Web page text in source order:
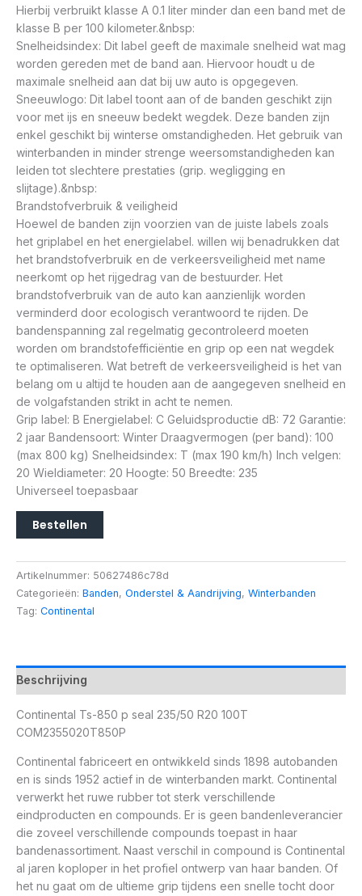
Hierbij verbruikt klasse A 0.1 liter minder dan een band met de
klasse B per 100 kilometer.&nbsp:
Snelheidsindex: Dit label geeft de maximale snelheid wat mag
worden gereden met de band aan. Hiervoor houdt u de
maximale snelheid aan dat bij uw auto is opgegeven.
Sneeuwlogo: Dit label toont aan of de banden geschikt zijn
voor met ijs en sneeuw bedekt wegdek. Deze banden zijn
enkel geschikt bij winterse omstandigheden. Het gebruik van
winterbanden in minder strenge weersomstandigheden kan
leiden tot slechtere prestaties (grip. wegligging en
slijtage).&nbsp:
Brandstofverbruik & veiligheid
Hoewel de banden zijn voorzien van de juiste labels zoals
het griplabel en het energielabel. willen wij benadrukken dat
het brandstofverbruik en de verkeersveiligheid met name
neerkomt op het rijgedrag van de bestuurder. Het
brandstofverbruik van de auto kan aanzienlijk worden
verminderd door ecologisch verantwoord te rijden. De
bandenspanning zal regelmatig gecontroleerd moeten
worden om brandstofefficiëntie en grip op een nat wegdek
te optimaliseren. Wat betreft de verkeersveiligheid is het van
belang om u altijd te houden aan de aangegeven snelheid en
de volgafstanden strikt in acht te nemen.
Grip label: B Energielabel: C Geluidsproductie dB: 72 Garantie:
2 jaar Bandensoort: Winter Draagvermogen (per band): 100
(max 800 kg) Snelheidsindex: T (max 190 km/h) Inch velgen:
20 Wieldiameter: 20 Hoogte: 50 Breedte: 235
Universeel toepasbaar
Bestellen
Artikelnummer: 50627486c78d
Categorieën: Banden, Onderstel & Aandrijving, Winterbanden
Tag: Continental
Beschrijving
Continental Ts-850 p seal 235/50 R20 100T
COM2355020T850P
Continental fabriceert en ontwikkeld sinds 1898 autobanden
en is sinds 1952 actief in de winterbanden markt. Continental
verwerkt het ruwe rubber tot sterk verschillende
eindproducten en compounds. Er is geen bandenleverancier
die zoveel verschillende compounds toepast in haar
bandenassortiment. Naast verschil in compound is Continental
al jaren koploper in het profiel ontwerp van haar banden. Of
het nu gaat om de ultieme grip tijdens een snelle tocht door